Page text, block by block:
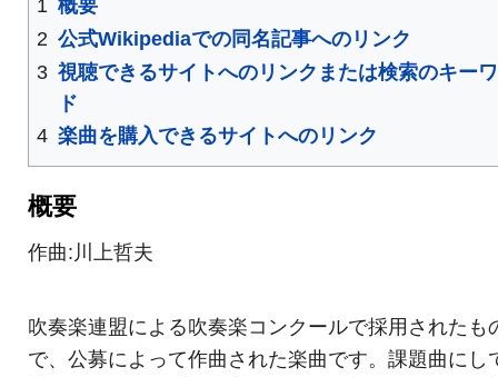
1 概要
2 公式Wikipediaでの同名記事へのリンク
3 視聴できるサイトへのリンクまたは検索のキー
ド
4 楽曲を購入できるサイトへのリンク
概要
作曲:川上哲夫
吹奏楽連盟による吹奏楽コンクールで採用されたも
で、公募によって作曲された楽曲です。課題曲にし